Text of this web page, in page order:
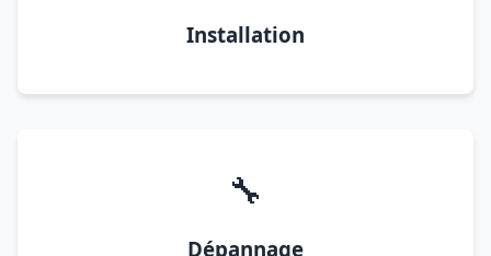
Installation
🔧
Dépannage